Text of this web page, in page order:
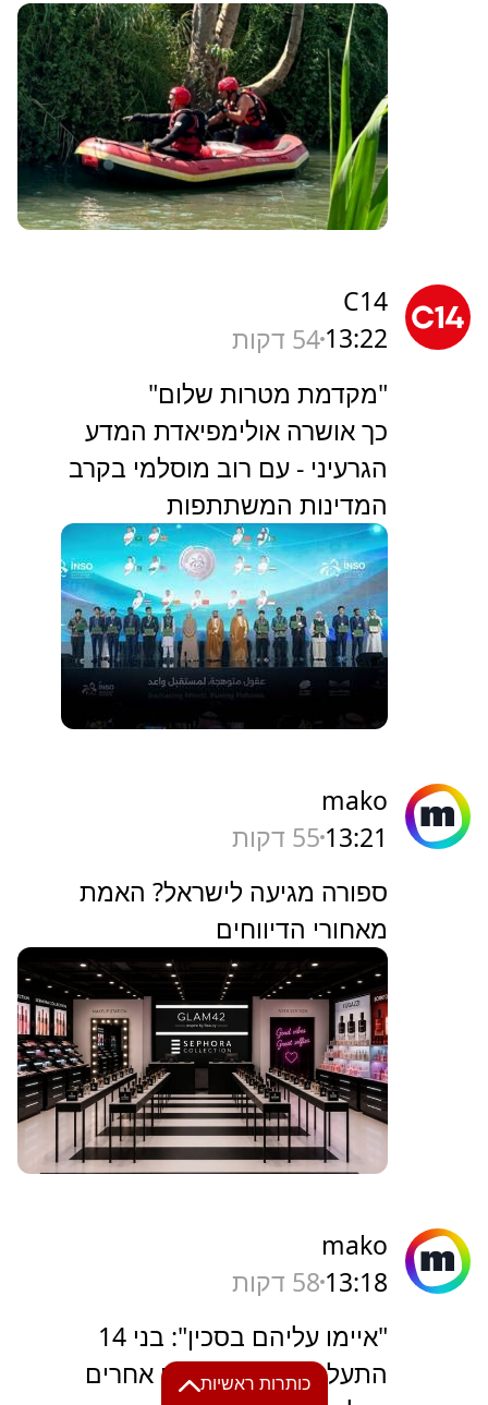
כותרות ראשיות
C14
13:2254 דקות
"מקדמת מטרות שלום"
כך אושרה אולימפיאדת המדע
הגרעיני - עם רוב מוסלמי בקרב
המדינות המשתתפות
mako
13:21 55 דקות
ספורה מגיעה לישראל? האמת
מאחורי הדיווחים
mako
13:18 58 דקות
"איימו עליהם בסכין": בני 14
התעללו מינית בנערים אחרים